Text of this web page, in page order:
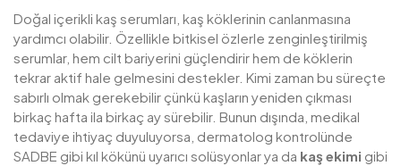
Doğal içerikli kaş serumları, kaş köklerinin canlanmasına
yardımcı olabilir. Özellikle bitkisel özlerle zenginleştirilmiş
serumlar, hem cilt bariyerini güçlendirir hem de köklerin
tekrar aktif hale gelmesini destekler. Kimi zaman bu süreçte
sabırlı olmak gerekebilir çünkü kaşların yeniden çıkması
birkaç hafta ila birkaç ay sürebilir. Bunun dışında, medikal
tedaviye ihtiyaç duyuluyorsa, dermatolog kontrolünde
SADBE gibi kıl kökünü uyarıcı solüsyonlar ya da kaş ekimi gibi